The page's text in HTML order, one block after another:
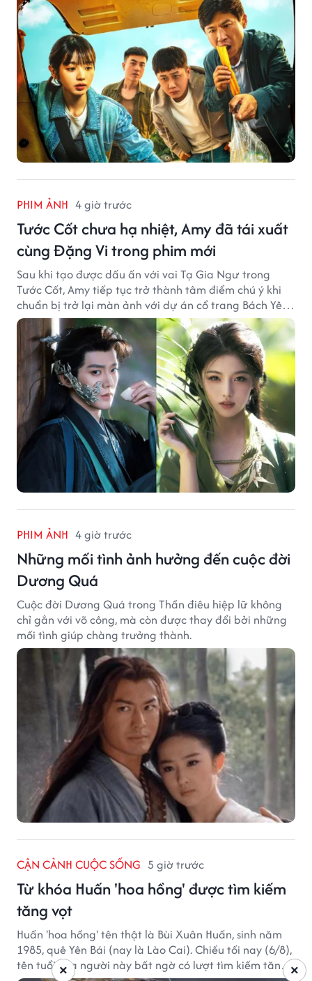
PHIM ẢNH 4 giờ trước
Tước Cốt chưa hạ nhiệt, Amy đã tái xuất
cùng Đặng Vi trong phim mới
Sau khi tạo được dấu ấn với vai Tạ Gia Ngư trong
Tước Cốt, Amy tiếp tục trở thành tâm điểm chú ý khi
chuẩn bị trở lại màn ảnh với dự án cổ trang Bách Yêu
Phổ.
PHIM ẢNH 4 giờ trước
Những mối tình ảnh hưởng đến cuộc đời
Dương Quá
Cuộc đời Dương Quá trong Thần điêu hiệp lữ không
chỉ gắn với võ công, mà còn được thay đổi bởi những
mối tình giúp chàng trưởng thành.
CẬN CẢNH CUỘC SỐNG 5 giờ trước
Từ khóa Huấn 'hoa hồng' được tìm kiếm
tăng vọt
Huấn 'hoa hồng' tên thật là Bùi Xuân Huấn, sinh năm
1985, quê Yên Bái (nay là Lào Cai). Chiều tối nay (6/8),
tên tuổi của người này bất ngờ có lượt tìm kiếm tăng ×
×